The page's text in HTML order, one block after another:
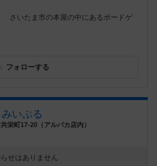
さいたま市の本屋の中にあるボードゲ
フォローする
みいぷる
栄町17-20（アルパカ店内）
せはありません